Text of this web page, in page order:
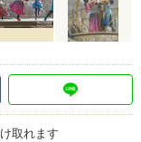
取れます